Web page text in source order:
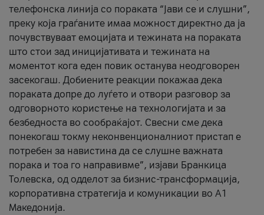
телефонска линија со пораката “Јави се и слушни”,
преку која граѓаните имаа можност директно да ја
почувствуваат емоцијата и тежината на пораката
што стои зад иницијативата и тежината на
моментот кога еден повик останува неодговорен
засекогаш. Добиените реакции покажаа дека
пораката допре до луѓето и отвори разговор за
одговорното користење на технологијата и за
безбедноста во сообраќајот. Свесни сме дека
понекогаш токму неконвенционалниот пристап е
потребен за навистина да се слушне важната
порака и тоа го направивме”, изјави Бранкица
Толевска, од одделот за бизнис-трансформација,
корпоративна стратегија и комуникации во А1
Македонија.